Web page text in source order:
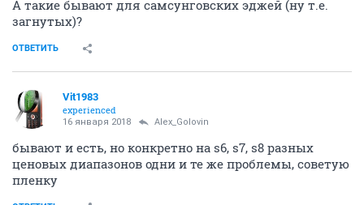
А такие бывают для самсунговских эджей (ну т.е.
загнутых)?
ОТВЕТИТЬ
Vit1983
experienced
16 января 2018 Alex_Golovin
бывают и есть, но конкретно на s6, s7, s8 разных
ценовых диапазонов одни и те же проблемы, советую
пленку